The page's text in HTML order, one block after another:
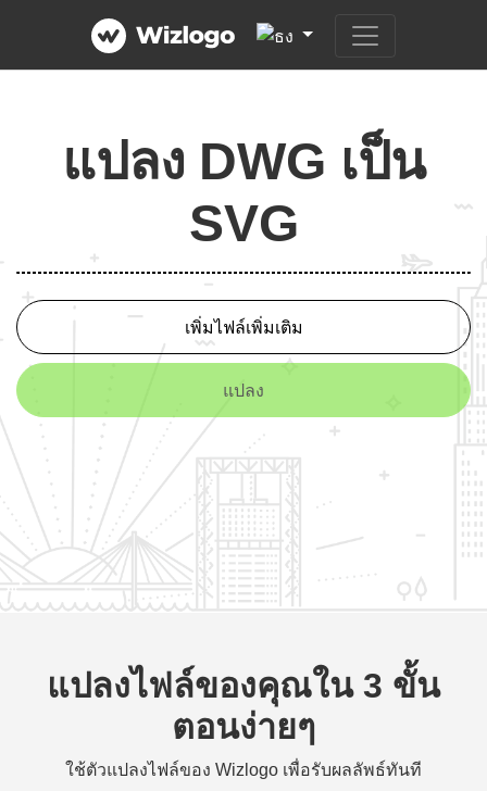
แปลง DWG เป็น
SVG
เพิ่มไฟล์เพิ่มเติม
แปลง
แปลงไฟล์ของคุณใน 3 ขั้น
ตอนง่ายๆ
ใช้ตัวแปลงไฟล์ของ Wizlogo เพื่อรับผลลัพธ์ทันที